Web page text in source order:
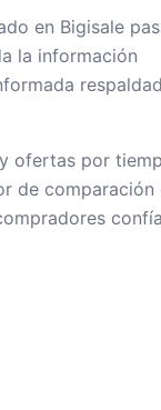
en Bigisale
la información
ofertas por
de comparación